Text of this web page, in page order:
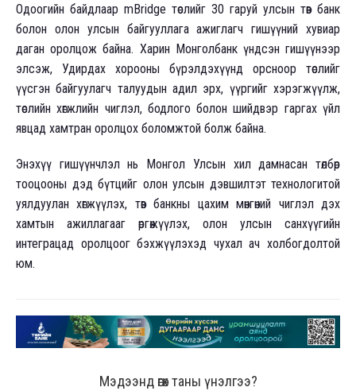
Одоогийн байдлаар mBridge төслийг 30 гаруй улсын төв банк
болон олон улсын байгууллага ажиглагч гишүүний хувиар
даган оролцож байна. Харин Монголбанк үндсэн гишүүнээр
элсэж, Удирдах хорооны бүрэлдэхүүнд орсноор төслийг
үүсгэн байгуулагч талуудын адил эрх, үүргийг хэрэгжүүлж,
төслийн хөгжлийн чиглэл, бодлого болон шийдвэр гаргах үйл
явцад хамтран оролцох боломжтой болж байна.
Энэхүү гишүүнчлэл нь Монгол Улсын хил дамнасан төлбөр
тооцооны дэд бүтцийг олон улсын дэвшилтэт технологитой
уялдуулан хөгжүүлэх, төв банкны цахим мөнгөний чиглэл дэх
хамтын ажиллагааг өргөжүүлэх, олон улсын санхүүгийн
интеграцад оролцоог бэхжүүлэхэд чухал ач холбогдолтой
юм.
Мэдээнд өгөх таны үнэлгээ?